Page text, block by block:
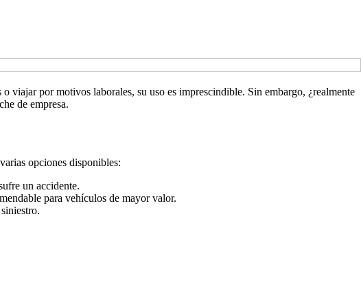
viajar por motivos laborales, su uso es imprescindible. Sin embargo, ¿realmente
de empresa.
opciones disponibles:
un accidente.
para vehículos de mayor valor.